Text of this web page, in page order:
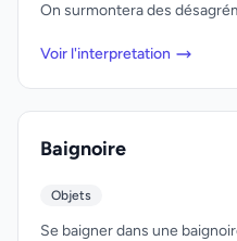
On surmontera des
Voir l'interpretation
Baignoire
Objets
Se baigner dans une